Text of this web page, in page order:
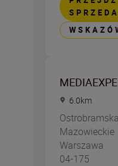
6.0km
Mazowieckie
Warszawa
04-175